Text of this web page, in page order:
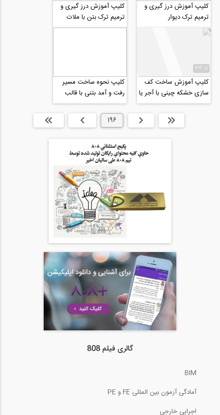
کلیپ آموزش درز گیری و
ترمیم ترک دیوار
کلیپ آموزش درز گیری و
ترمیم ترک بتن با ملات
درزگیری
34:11
کلیپ آموزش ساخت کف
سازی خشکه چینی با آجر یا
سنگ های مکعبی شکل
کلیپ نحوه ساخت مسیر
رفت و آمد بتنی با قالب
های پیش ساخته
ابتدا
قبلی 196 بعدی انتها »
گالری فیلم 808
BIM
آمادگی آزمون بین المللی FE و PE
اجرایی خارجی